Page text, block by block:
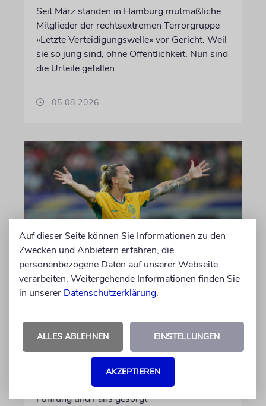
Seit März standen in Hamburg mutmaßliche
Mitglieder der rechtsextremen Terrorgruppe
»Letzte Verteidigungswelle« vor Gericht. Weil
sie so jung sind, ohne Öffentlichkeit. Nun sind
die Urteile gefallen.
05.08.2026
NACH ANTISEMITISMUS-VORWÜRFEN
Umstrittener FC St. Pauli-
Kapitän Jackson Irvine
wechselt nach Japan
Der Australier war wegen anti-israelischer
Gesten heftig kritisiert worden und hatte
vergangene Saison bei dem
Bundesligaabsteiger für eine Krise unter
Führung und Fans gesorgt
Auf dieser Seite können Sie Informationen zu den
Zwecken und Anbietern erfahren, die
personenbezogene Daten auf unserer Webseite
verarbeiten. Weitergehende Informationen finden Sie
in unserer Datenschutzerklärung.
ALLES ABLEHNEN EINSTELLUNGEN
AKZEPTIEREN